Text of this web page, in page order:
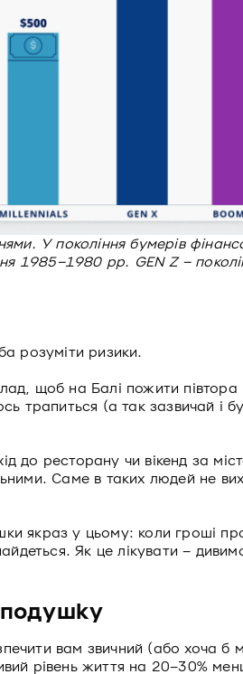
У покоління бумерів
1985–1980 рр. GEN Z –
розуміти ризики.
щоб на Балі пожити півтора
трапиться (а так зазвичай і
до ресторану чи вікенд за
Саме в таких людей не
якраз у цьому: коли гроші
Як це лікувати –
вам звичний (або хоча б
рівень життя на 20–30%